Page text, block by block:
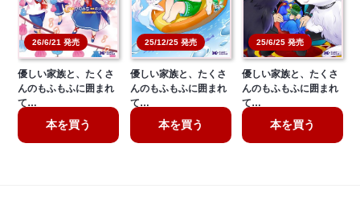
26/6/21 発売
優しい家族と、たくさ
んのもふもふに囲まれ
て…
本を買う
25/12/25 発売
優しい家族と、たくさ
んのもふもふに囲まれ
て…
本を買う
25/6/25 発売
優しい家族と、たくさ
んのもふもふに囲まれ
て…
本を買う